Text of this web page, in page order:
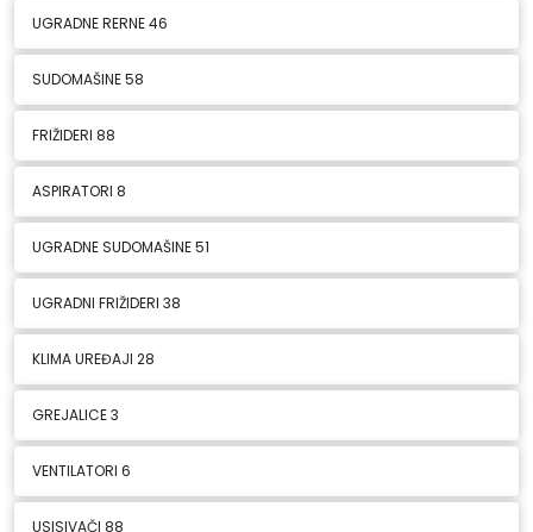
UGRADNE RERNE46
SUDOMAŠINE58
FRIŽIDERI 88
ASPIRATORI 8
UGRADNE SUDOMAŠINE51
UGRADNI FRIŽIDERI 38
KLIMA UREĐAJI 28
GREJALICE3
VENTILATORI 6
USISIVAČI 88